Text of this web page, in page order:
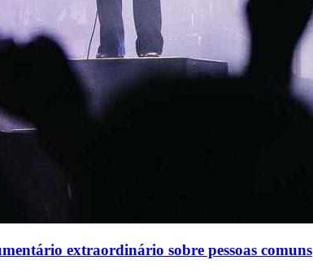
extraordinário sobre pessoas comuns